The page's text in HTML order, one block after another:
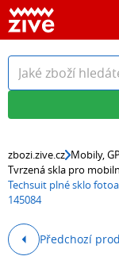
zbozi.zive.cz Mobily,
Tvrzená skla pro
Techsuit plné sklo
145084
Předchozí